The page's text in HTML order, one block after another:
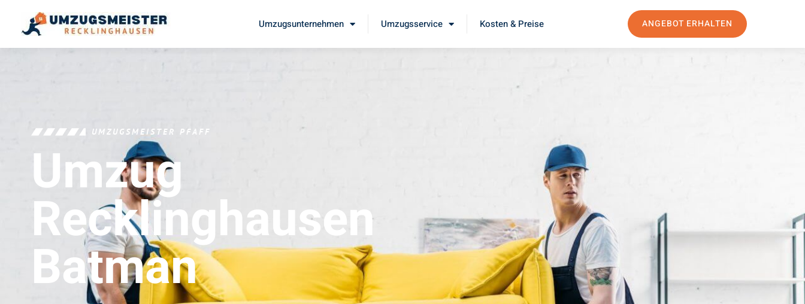
Umzugsunternehmen Umzugsservice Kosten & Preise ANGEBOT ERHALTEN
UMZUGSMEISTER PFAFF
Umzug
Recklinghausen
Batman